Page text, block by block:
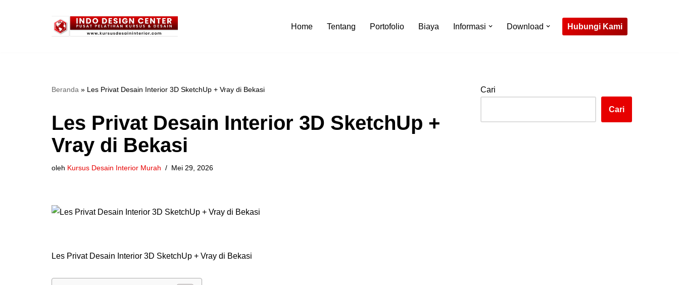
Home Tentang Portofolio Biaya Informasi Download Hubungi Kami
Beranda » Les Privat Desain Interior 3D SketchUp + Vray di Bekasi
Les Privat Desain Interior 3D SketchUp +
Vray di Bekasi
oleh Kursus Desain Interior Murah Mei 29, 2026
Les Privat Desain Interior 3D SketchUp + Vray di Bekasi
Cari
Cari